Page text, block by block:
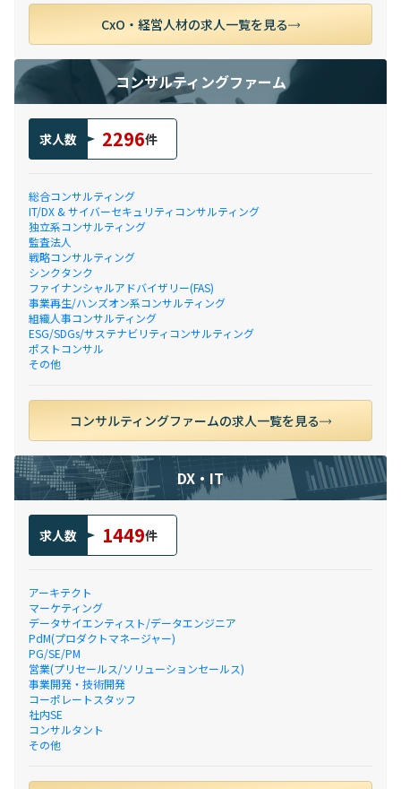
CxO・経営人材の求人一覧を見る
コンサルティングファーム
求人数 2296件
総合コンサルティング
IT/DX & サイバーセキュリティコンサルティング
独立系コンサルティング
監査法人
戦略コンサルティング
シンクタンク
ファイナンシャルアドバイザリー(FAS)
事業再生/ハンズオン系コンサルティング
組織人事コンサルティング
ESG/SDGs/サステナビリティコンサルティング
ポストコンサル
その他
コンサルティングファームの求人一覧を見る
DX・IT
求人数 1449件
アーキテクト
マーケティング
データサイエンティスト/データエンジニア
PdM(プロダクトマネージャー)
PG/SE/PM
営業(プリセールス/ソリューションセールス)
事業開発・技術開発
コーポレートスタッフ
社内SE
コンサルタント
その他